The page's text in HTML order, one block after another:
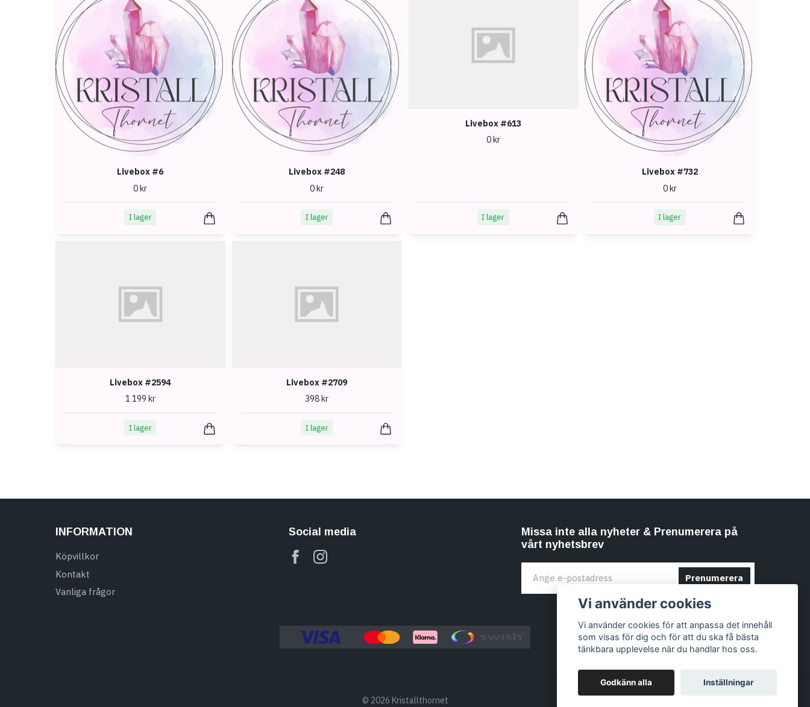
Livebox #6
0 kr
I lager
Livebox #248
0 kr
I lager
Livebox #613
0 kr
I lager
Livebox #732
0 kr
I lager
Livebox #2594
1 199 kr
I lager
Livebox #2709
398 kr
I lager
INFORMATION
Köpvillkor
Kontakt
Vanliga frågor
Social media
Missa inte alla nyheter & Prenumerera på
vårt nyhetsbrev
Prenumerera
© 2026 Kristallthornet
Vi använder cookies
Vi använder cookies för att anpassa det innehåll
som visas för dig och för att du ska få bästa
tänkbara upplevelse när du handlar hos oss.
Godkänn alla Inställningar